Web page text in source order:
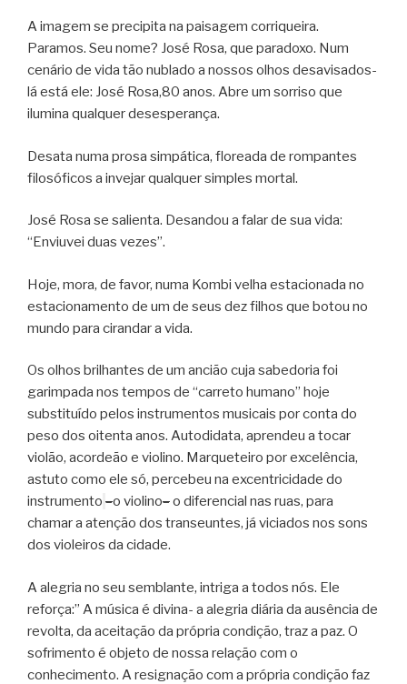
A imagem se precipita na paisagem corriqueira.
Paramos. Seu nome? José Rosa, que paradoxo. Num
cenário de vida tão nublado a nossos olhos desavisados-
lá está ele: José Rosa,80 anos. Abre um sorriso que
ilumina qualquer desesperança.
Desata numa prosa simpática, floreada de rompantes
filosóficos a invejar qualquer simples mortal.
José Rosa se salienta. Desandou a falar de sua vida:
“Enviuvei duas vezes”.
Hoje, mora, de favor, numa Kombi velha estacionada no
estacionamento de um de seus dez filhos que botou no
mundo para cirandar a vida.
Os olhos brilhantes de um ancião cuja sabedoria foi
garimpada nos tempos de “carreto humano” hoje
substituído pelos instrumentos musicais por conta do
peso dos oitenta anos. Autodidata, aprendeu a tocar
violão, acordeão e violino. Marqueteiro por excelência,
astuto como ele só, percebeu na excentricidade do
instrumento –o violino–o diferencial nas ruas, para
chamar a atenção dos transeuntes, já viciados nos sons
dos violeiros da cidade.
A alegria no seu semblante, intriga a todos nós. Ele
reforça:” A música é divina- a alegria diária da ausência de
revolta, da aceitação da própria condição, traz a paz. O
sofrimento é objeto de nossa relação com o
conhecimento. A resignação com a própria condição faz